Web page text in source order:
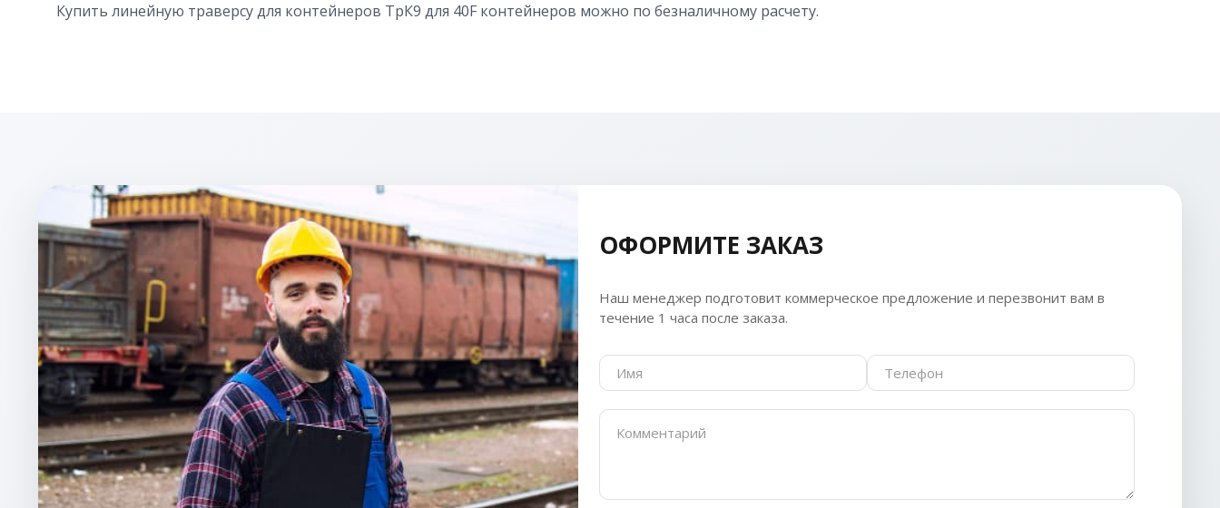
Купить линейную траверсу для контейнеров ТрК9 для 40F контейнеров можно по безналичному расчету.
ОФОРМИТЕ ЗАКАЗ
Наш менеджер подготовит коммерческое предложение и перезвонит вам в
течение 1 часа после заказа.